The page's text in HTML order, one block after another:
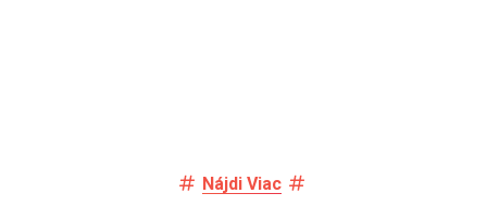
Nájdi Viac